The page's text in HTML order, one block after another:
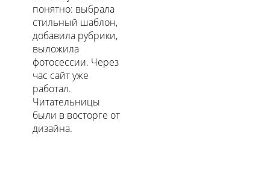
понятно: выбрала
стильный шаблон,
добавила рубрики,
выложила
фотосессии. Через
час сайт уже
работал.
Читательницы
были в восторге от
дизайна.